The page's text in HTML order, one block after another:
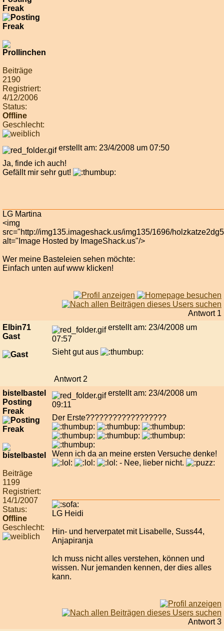
Freak
Beiträge
2190
Registriert:
4/12/2006
Status:
Offline
Geschlecht:
erstellt am: 23/4/2008 um 07:50
Ja, finde ich auch!
Gefällt mir sehr gut!
LG Martina
<img
src="http://img135.imageshack.us/img135/1696/
alt="Image Hosted by ImageShack.us"/>
Wer meine Basteleien sehen möchte:
Einfach unten auf www klicken!
Antwort 1
Elbin71
Gast
erstellt am: 23/4/2008 um
07:57
Sieht gut aus
Antwort 2
bistelbastel
Posting
Freak
Beiträge
1199
Registriert:
14/1/2007
Status:
Offline
Geschlecht:
erstellt am: 23/4/2008 um
09:11
Der Erste??????????????????
Wenn ich da an meine ersten Versuche denke!
- Nee, lieber nicht.
LG Heidi
Hin- und herverpatet mit Lisabelle, Suss44,
Anjapiranja
Ich muss nicht alles verstehen, können und
wissen. Nur jemanden kennen, der dies alles
kann.
Antwort 3